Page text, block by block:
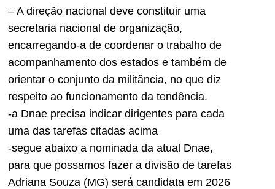
– A direção nacional deve constituir uma
secretaria nacional de organização,
encarregando-a de coordenar o trabalho de
acompanhamento dos estados e também de
orientar o conjunto da militância, no que diz
respeito ao funcionamento da tendência.
-a Dnae precisa indicar dirigentes para cada
uma das tarefas citadas acima
-segue abaixo a nominada da atual Dnae,
para que possamos fazer a divisão de tarefas
Adriana Souza (MG) será candidata em 2026